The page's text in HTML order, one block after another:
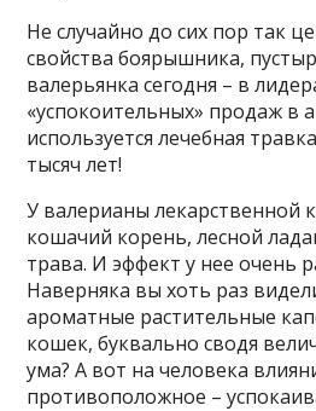
Не случайно до сих пор так
свойства боярышника,
валерьянка сегодня – в
«успокоительных» продаж в
используется лечебная
тысяч лет!
У валерианы лекарственной
кошачий корень, лесной
трава. И эффект у нее очень
Наверняка вы хоть раз
ароматные растительные
кошек, буквально сводя
ума? А вот на человека
противоположное –